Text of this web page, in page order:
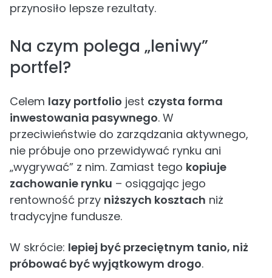
przynosiło lepsze rezultaty.
Na czym polega „leniwy”
portfel?
Celem lazy portfolio jest czysta forma
inwestowania pasywnego. W
przeciwieństwie do zarządzania aktywnego,
nie próbuje ono przewidywać rynku ani
„wygrywać” z nim. Zamiast tego kopiuje
zachowanie rynku – osiągając jego
rentowność przy niższych kosztach niż
tradycyjne fundusze.
W skrócie: lepiej być przeciętnym tanio, niż
próbować być wyjątkowym drogo.